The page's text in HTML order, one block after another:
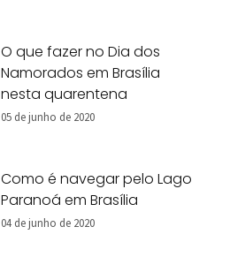
O que fazer no Dia dos
Namorados em Brasília
nesta quarentena
05 de junho de 2020
Como é navegar pelo Lago
Paranoá em Brasília
04 de junho de 2020